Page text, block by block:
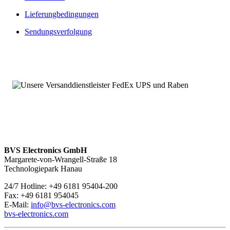
Austauschleistungen:
Umfangreich getestet und geprüft
Über 100.000 Baugruppen sofort verfügbar
Lieferungbedingungen
Sendungsverfolgung
BVS Electronics GmbH
Margarete-von-Wrangell-Straße 18
Technologiepark Hanau
24/7 Hotline: +49 6181 95404-200
Fax: +49 6181 954045
E-Mail: info@bvs-electronics.com
bvs-electronics.com